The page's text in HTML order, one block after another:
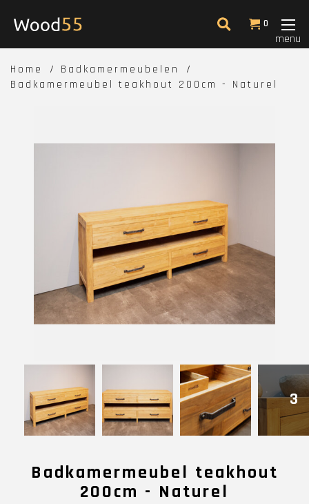
0
menu
Home
Badkamermeubelen
Badkamermeubel teakhout 200cm - Naturel
3
Badkamermeubel teakhout
200cm - Naturel